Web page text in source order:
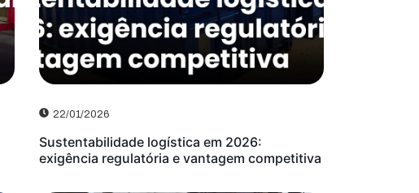
22/01/2026
Sustentabilidade logística em 2026:
exigência regulatória e vantagem competitiva